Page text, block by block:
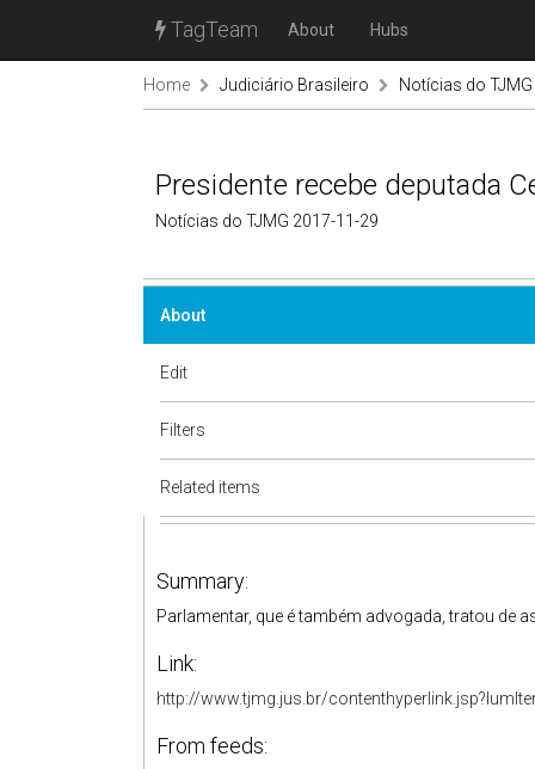
TagTeam About Hubs
Home Judiciário Brasileiro Notícias do TJMG
Presidente recebe deputada
Notícias do TJMG 2017-11-29
About
Edit
Filters
Related items
Summary:
Parlamentar, que é também advogada, tratou de
Link:
http://www.tjmg.jus.br/
From feeds: